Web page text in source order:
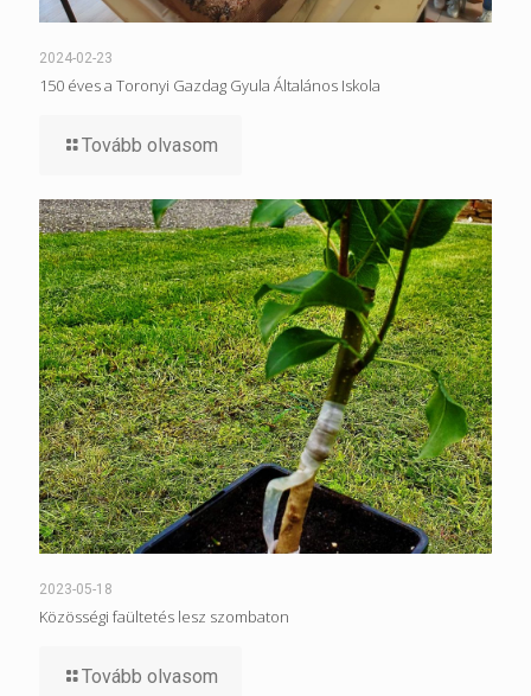
2024-02-23
150 éves a Toronyi Gazdag Gyula Általános Iskola
Tovább olvasom
2023-05-18
Közösségi faültetés lesz szombaton
Tovább olvasom